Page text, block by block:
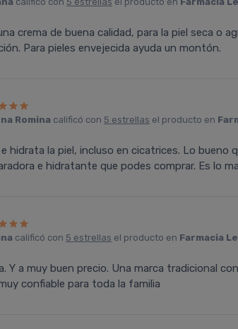
crema de buena calidad, para la piel seca o
Para pieles envejecida ayuda un montón.
Romina calificó con 5 estrellas el producto en
e hidrata la piel, incluso en cicatrices. Lo bueno
e hidratante que podes comprar. Es lo
calificó con 5 estrellas el producto en Farmacia
Y a muy buen precio. Una marca tradicional
confiable para toda la familia